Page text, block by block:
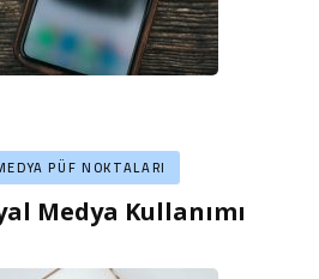
PÜF NOKTALARI
Medya Kullanımı